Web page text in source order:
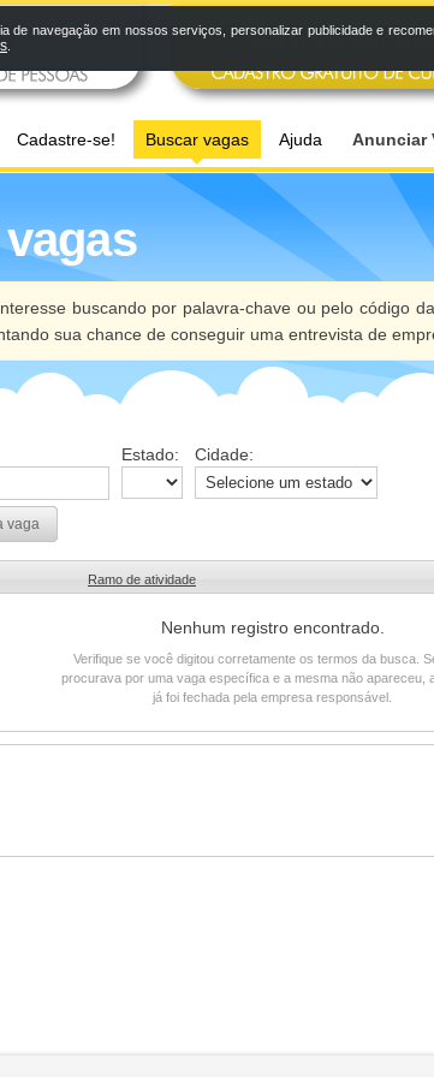
Cadastre-se! Buscar vagas Ajuda Anunciar
buscando por palavra-chave ou pelo código
sua chance de conseguir uma entrevista de
Estado: Cidade:
vaga
Ramo de atividade
Nenhum registro encontrado.
Verifique se você digitou corretamente os termos da busca.
procurava por uma vaga específica e a mesma não apareceu,
já foi fechada pela empresa responsável.
navegação em nossos serviços, personalizar publicidade e